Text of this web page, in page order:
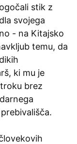
stik z
svojega
- na Kitajsko
temu, da
ki mu je
brez